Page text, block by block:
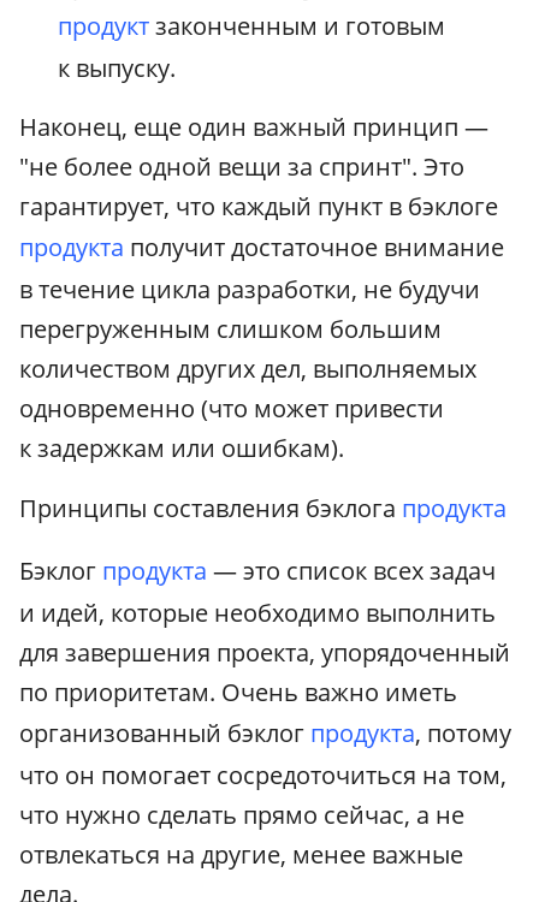
продуктзаконченным и готовым
к выпуску.
Наконец, еще один важный принцип —
"не более одной вещи за спринт". Это
гарантирует, что каждый пункт в бэклоге
продукта получит достаточное внимание
в течение цикла разработки, не будучи
перегруженным слишком большим
количеством других дел, выполняемых
одновременно (что может привести
к задержкам или ошибкам).
Принципы составления бэклога продукта
Бэклог продукта — это список всех задач
и идей, которые необходимо выполнить
для завершения проекта, упорядоченный
по приоритетам. Очень важно иметь
организованный бэклог продукта, потому
что он помогает сосредоточиться на том,
что нужно сделать прямо сейчас, а не
отвлекаться на другие, менее важные
дела.